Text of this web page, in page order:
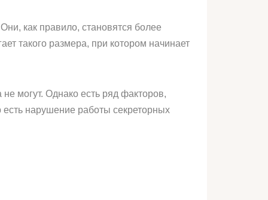
как правило, становятся более
такого размера, при котором начинает
могут. Однако есть ряд факторов,
нарушение работы секреторных